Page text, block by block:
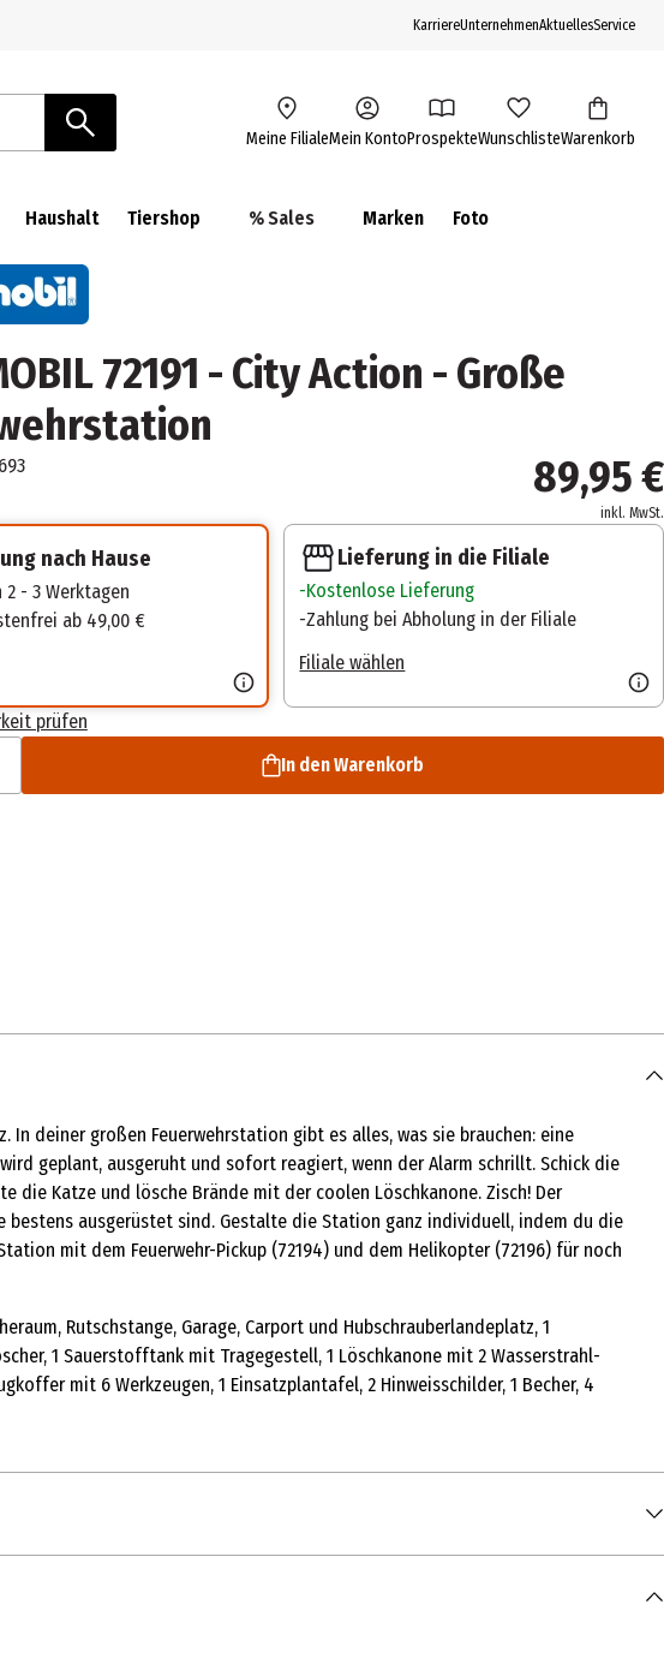
KarriereUnternehmenAktuellesService
Meine FilialeMein KontoProspekteWunschlisteWarenkorb
Haushalt Tiershop % Sales Marken Foto
72191 - City Action - Große
89,95 €
inkl. MwSt.
nach Hause
- 3 Werktagen
ab 49,00 €
Lieferung in die Filiale
Kostenlose Lieferung
Zahlung bei Abholung in der Filiale
Filiale wählen
prüfen
In den Warenkorb
deiner großen Feuerwehrstation gibt es alles, was sie brauchen: eine
geplant, ausgeruht und sofort reagiert, wenn der Alarm schrillt. Schick die
Katze und lösche Brände mit der coolen Löschkanone. Zisch! Der
bestens ausgerüstet sind. Gestalte die Station ganz individuell, indem du die
mit dem Feuerwehr-Pickup (72194) und dem Helikopter (72196) für noch
Rutschstange, Garage, Carport und Hubschrauberlandeplatz, 1
1 Sauerstofftank mit Tragegestell, 1 Löschkanone mit 2 Wasserstrahl-
mit 6 Werkzeugen, 1 Einsatzplantafel, 2 Hinweisschilder, 1 Becher, 4